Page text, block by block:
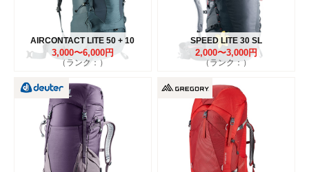
AIRCONTACT LITE 50 + 10
3,000〜6,000円
（ランク：）
SPEED LITE 30 SL
2,000〜3,000円
（ランク：）